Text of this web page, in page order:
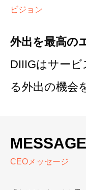
ビジョン
外出を最高の
DIIIGはサー
る外出の機会
MESSAGE
CEOメッセージ